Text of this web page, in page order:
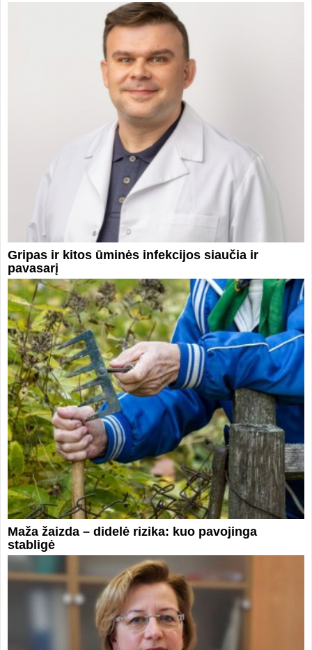
Gripas ir kitos ūminės infekcijos siaučia ir
pavasarį
Maža žaizda – didelė rizika: kuo pavojinga
stabligė